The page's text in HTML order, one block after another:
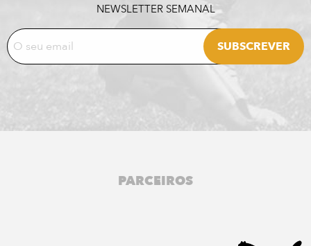
NEWSLETTER SEMANAL
PARCEIROS